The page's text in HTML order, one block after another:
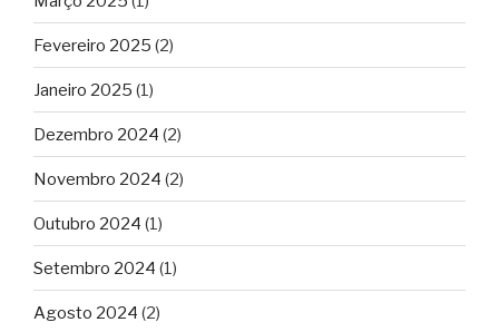
Fevereiro 2025 (2)
Janeiro 2025 (1)
Dezembro 2024 (2)
Novembro 2024 (2)
Outubro 2024 (1)
Setembro 2024 (1)
Agosto 2024 (2)